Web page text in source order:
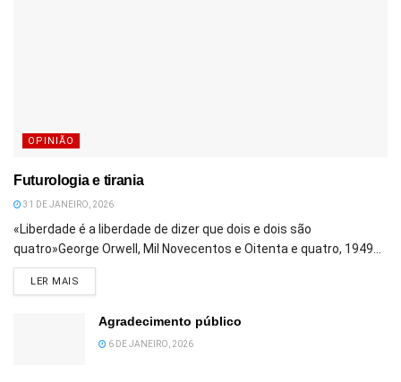
OPINIÃO
Futurologia e tirania
31 DE JANEIRO, 2026
«Liberdade é a liberdade de dizer que dois e dois são
quatro»George Orwell, Mil Novecentos e Oitenta e quatro, 1949...
LER MAIS
Agradecimento público
6 DE JANEIRO, 2026